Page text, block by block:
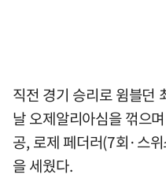
직전 경기 승리로 윔블던
날 오제알리아심을 꺾으
공, 로제 페더러(7회·스
을 세웠다.